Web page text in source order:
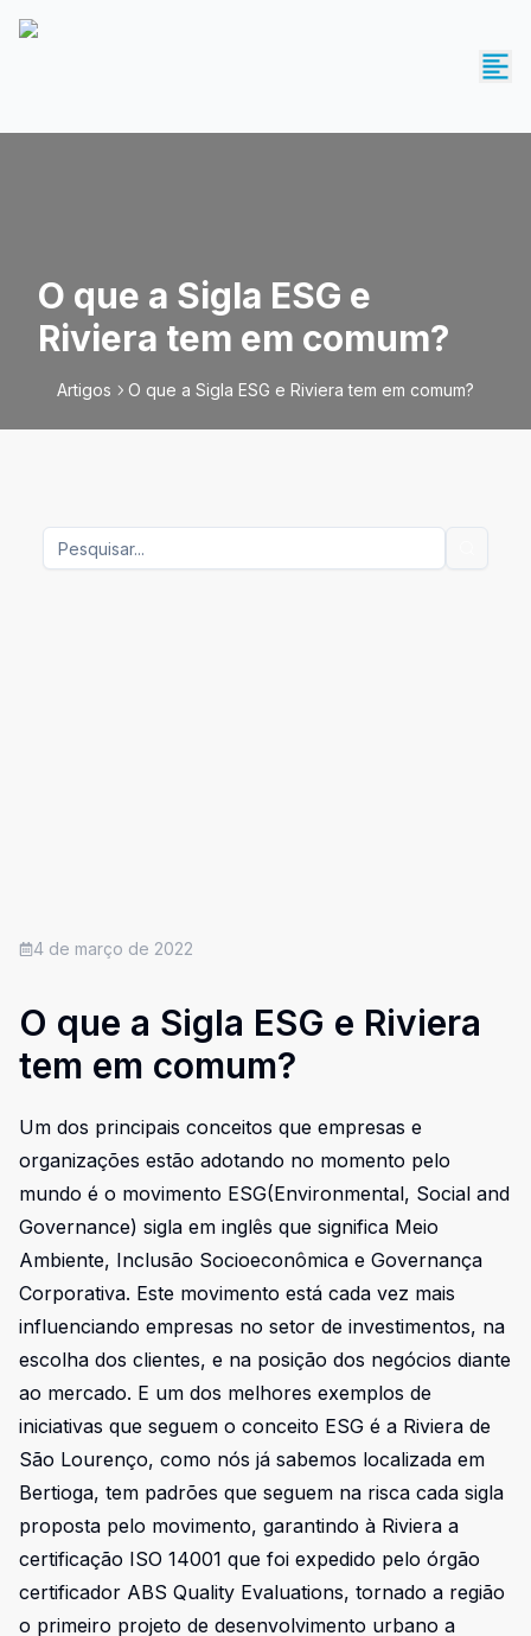
O que a Sigla ESG e
Riviera tem em comum?
Artigos O que a Sigla ESG e Riviera tem em comum?
4 de março de 2022
O que a Sigla ESG e Riviera
tem em comum?
Um dos principais conceitos que empresas e
organizações estão adotando no momento pelo
mundo é o movimento ESG(Environmental, Social and
Governance) sigla em inglês que significa Meio
Ambiente, Inclusão Socioeconômica e Governança
Corporativa. Este movimento está cada vez mais
influenciando empresas no setor de investimentos, na
escolha dos clientes, e na posição dos negócios diante
ao mercado. E um dos melhores exemplos de
iniciativas que seguem o conceito ESG é a Riviera de
São Lourenço, como nós já sabemos localizada em
Bertioga, tem padrões que seguem na risca cada sigla
proposta pelo movimento, garantindo à Riviera a
certificação ISO 14001 que foi expedido pelo órgão
certificador ABS Quality Evaluations, tornado a região
o primeiro projeto de desenvolvimento urbano a